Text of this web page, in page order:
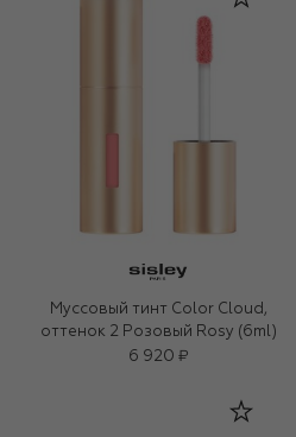
Муссовый тинт Color Cloud,
оттенок 2 Розовый Rosy (6ml)
6 920 ₽